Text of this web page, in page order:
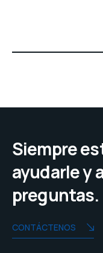
Siempre
ayudarle y
preguntas.
CONTÁCTENOS